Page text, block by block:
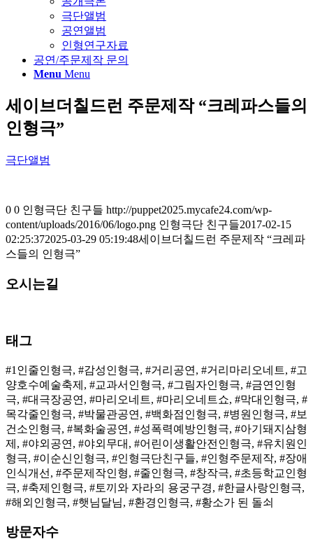
극단앨범
공연앨범
인형연구자료
공연/주문제작 문의
Menu Menu
세이브더칠드런 주문제작 “크레파스들의
인형극”
극단앨범
0 0 인형극단 친구들 http://puppet2025.mycafe24.com/wp-
content/uploads/2016/06/logo.png 인형극단 친구들2017-02-15
02:25:372025-03-29 05:19:48세이브더칠드런 주문제작 “크레파
스들의 인형극”
오시는길
태그
#1인줄인형극, #감성인형극, #거리공연, #거리마리오네트, #고
양호수예술축제, #교과서인형극, #그림자인형극, #금연인형
극, #대극장공연, #마리오네트, #마리오네트쇼, #막대인형극, #
목각줄인형극, #박물관공연, #백화점인형극, #병원인형극, #보
건소인형극, #복화술공연, #성폭력예방인형극, #아기돼지삼형
제, #야외공연, #야외무대, #어린이생활안전인형극, #유치원인
형극, #이순신인형극, #인형극단친구들, #인형주문제작, #장애
인식개선, #주문제작인형, #줄인형극, #창작극, #초등학교인형
극, #축제인형극, #토끼와 자라의 용궁구경, #한글사랑인형극,
#해외인형극, #햇님달님, #환경인형극, #황소가 된 돌쇠
방문자수